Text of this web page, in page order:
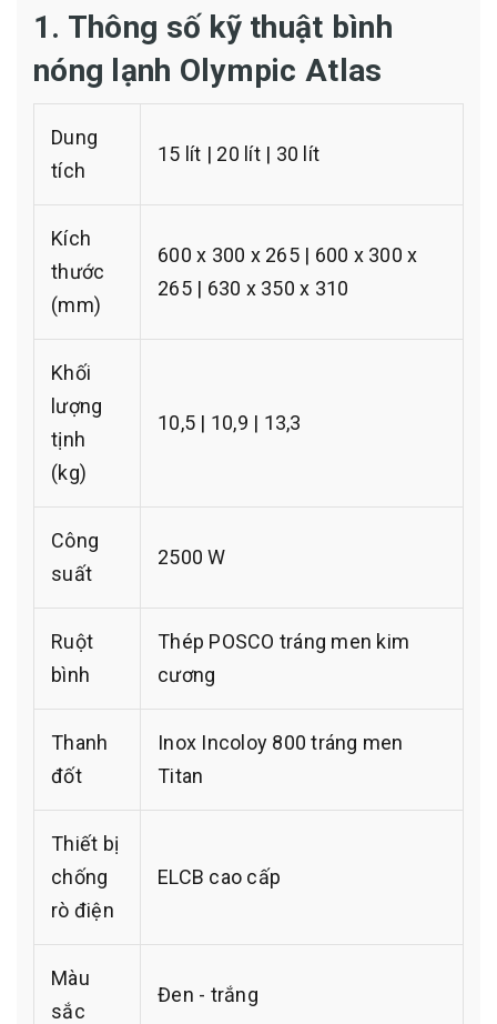
1. Thông số kỹ thuật bình
nóng lạnh Olympic Atlas
Dung
tích
15 lít | 20 lít | 30 lít
Kích
thước
(mm)
600 x 300 x 265 | 600 x 300 x
265 | 630 x 350 x 310
Khối
lượng
tịnh
(kg)
10,5 | 10,9 | 13,3
Công
suất
2500 W
Ruột
bình
Thép POSCO tráng men kim
cương
Thanh
đốt
Inox Incoloy 800 tráng men
Titan
Thiết bị
chống
rò điện
ELCB cao cấp
Màu
sắc
Đen - trắng